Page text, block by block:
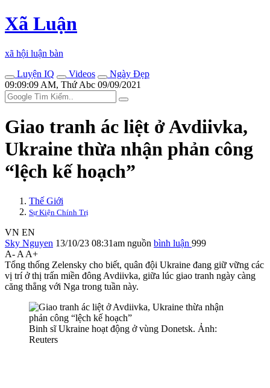
Xã Luận
xã hội luận bàn
Luyện IQ
Videos
Ngày Đẹp
09:09:09 AM, Thứ Abc 09/09/2021
Giao tranh ác liệt ở Avdiivka,
Ukraine thừa nhận phản công
“lệch kế hoạch”
Thế Giới
Sự Kiện Chính Trị
VN EN
Sky Nguyen 13/10/23 08:31am nguồn bình luận 999
A- A A+
Tổng thống Zelensky cho biết, quân đội Ukraine đang giữ vững các
vị trí ở thị trấn miền đông Avdiivka, giữa lúc giao tranh ngày càng
căng thẳng với Nga trong tuần này.
Binh sĩ Ukraine hoạt động ở vùng Donetsk. Ảnh:
Reuters